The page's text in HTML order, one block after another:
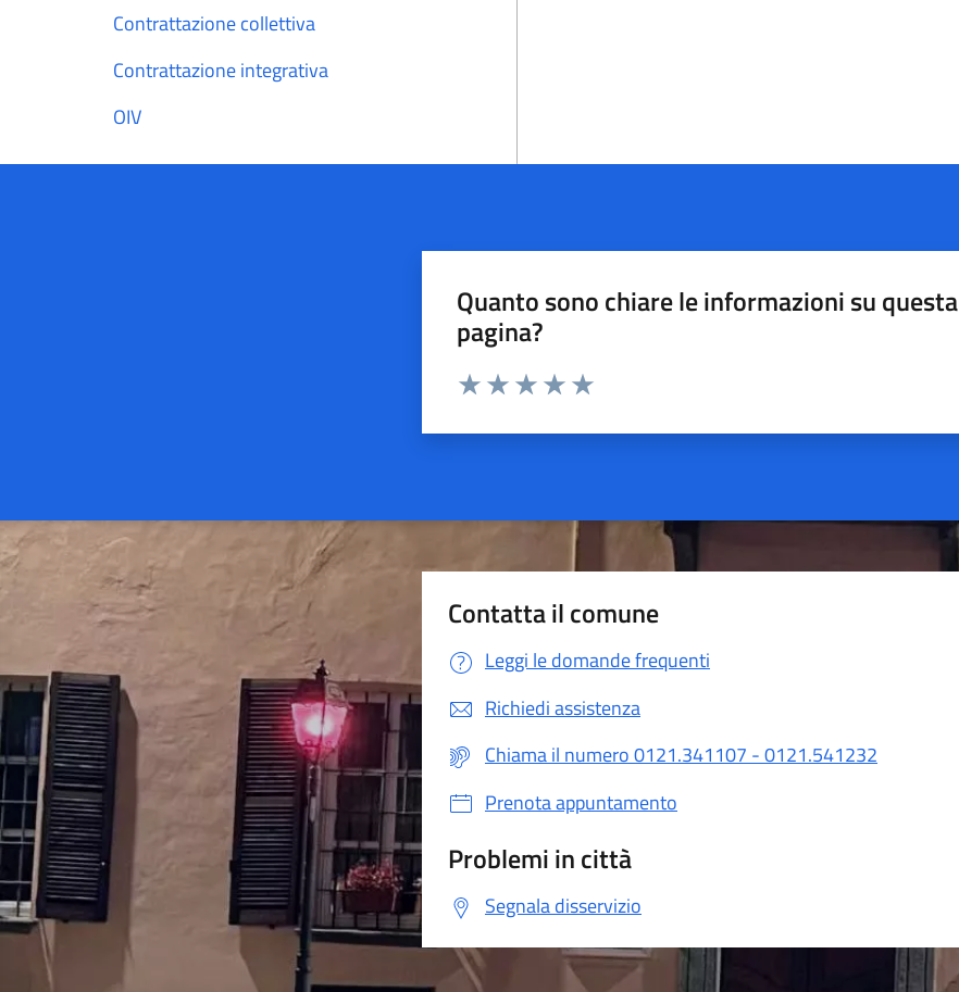
Contrattazione collettiva
Contrattazione integrativa
OIV
Quanto sono chiare le informazioni su questa
pagina?
Valuta da 1 a 5 stelle la pagina
Contatta il comune
Leggi le domande frequenti
Richiedi assistenza
Chiama il numero 0121.341107 - 0121.541232
Prenota appuntamento
Problemi in città
Segnala disservizio